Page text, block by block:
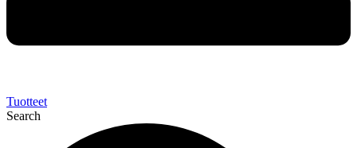
Tuotteet
Search